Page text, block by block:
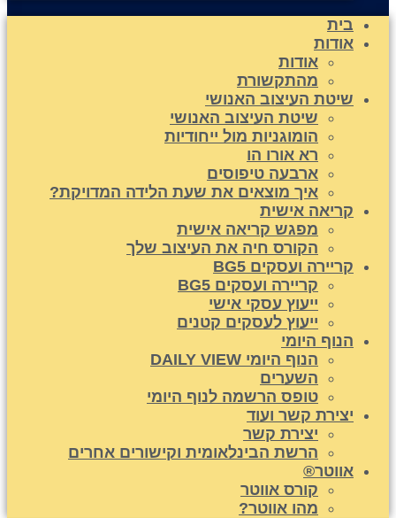
בית
אודות
אודות
מהתקשורת
שיטת העיצוב האנושי
שיטת העיצוב האנושי
הומוגניות מול ייחודיות
רא אורו הו
ארבעה טיפוסים
איך מוצאים את שעת הלידה המדויקת?
קריאה אישית
מפגש קריאה אישית
הקורס חיה את העיצוב שלך
קריירה ועסקים BG5
קריירה ועסקים BG5
ייעוץ עסקי אישי
ייעוץ לעסקים קטנים
הנוף היומי
הנוף היומי DAILY VIEW
השערים
טופס הרשמה לנוף היומי
יצירת קשר ועוד
יצירת קשר
הרשת הבינלאומית וקישורים אחרים
אווטר®
קורס אווטר
מהו אווטר?